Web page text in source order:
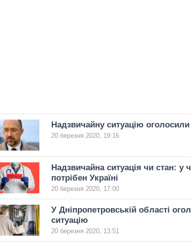
Надзвичайну ситуацію оголосили
20 березня 2020, 19:16
Надзвичайна ситуація чи стан: у
потрібен Україні
20 березня 2020, 17:00
У Дніпропетровській області
ситуацію
20 березня 2020, 13:51